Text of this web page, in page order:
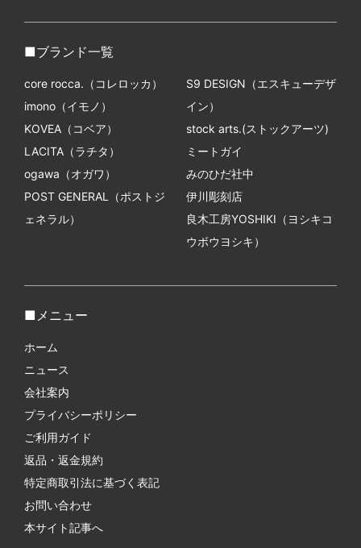
ブランド一覧
core rocca.（コレロッカ）
imono（イモノ）
KOVEA（コベア）
LACITA（ラチタ）
ogawa（オガワ）
POST GENERAL（ポストジ
ェネラル）
S9 DESIGN（エスキューデザ
イン）
stock arts.(ストックアーツ)
ミートガイ
みのひだ社中
伊川彫刻店
良木工房YOSHIKI（ヨシキコ
ウボウヨシキ）
メニュー
ホーム
ニュース
会社案内
プライバシーポリシー
ご利用ガイド
返品・返金規約
特定商取引法に基づく表記
お問い合わせ
本サイト記事へ